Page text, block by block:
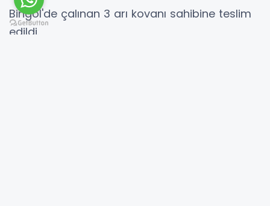
Bingöl'de çalınan 3 arı kovanı sahibine teslim
edildi.